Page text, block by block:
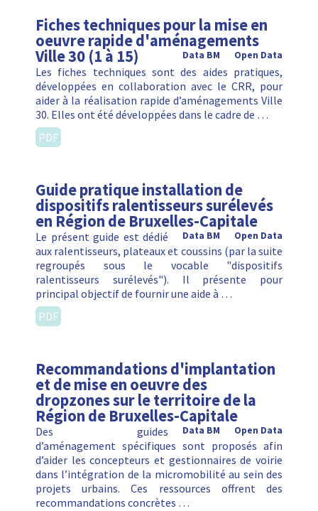
Fiches techniques pour la mise en
oeuvre rapide d'aménagements
Ville 30 (1 à 15) Open Data
Data BM
Les fiches techniques sont des aides pratiques,
développées en collaboration avec le CRR, pour
aider à la réalisation rapide d’aménagements Ville
30. Elles ont été développées dans le cadre de …
PDF
Guide pratique installation de
dispositifs ralentisseurs surélevés
en Région de Bruxelles-Capitale
Open Data
Data BM
Le présent guide est dédié
aux ralentisseurs, plateaux et coussins (par la suite
regroupés sous le vocable "dispositifs
ralentisseurs surélevés"). Il présente pour
principal objectif de fournir une aide à …
PDF
Recommandations d'implantation
et de mise en oeuvre des
dropzones sur le territoire de la
Région de Bruxelles-Capitale
Open Data
Data BM
Des guides
d’aménagement spécifiques sont proposés afin
d’aider les concepteurs et gestionnaires de voirie
dans l’intégration de la micromobilité au sein des
projets urbains. Ces ressources offrent des
recommandations concrètes …